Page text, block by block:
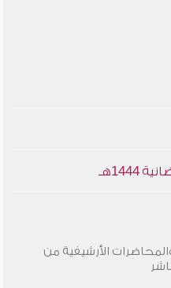
الأرشيفية من